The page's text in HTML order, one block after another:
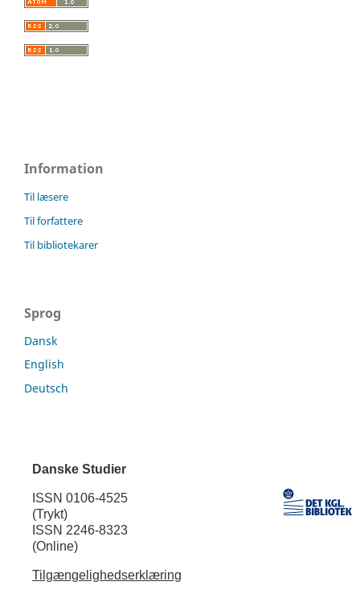
Information
Til læsere
Til forfattere
Til bibliotekarer
Sprog
Dansk
English
Deutsch
Danske Studier
ISSN 0106-4525
(Trykt)
ISSN 2246-8323
(Online)
Tilgængelighedserklæring